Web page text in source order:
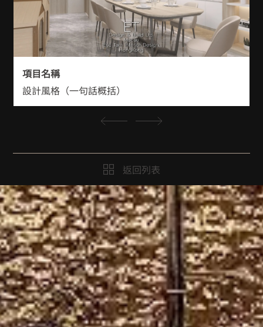
項目名稱
設計風格（一句話概括）
返回列表